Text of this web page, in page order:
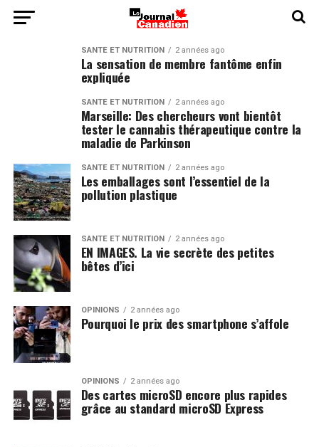
SANTÉ ET NUTRITION 2 années ago
La sensation de membre fantôme enfin
expliquée
SANTÉ ET NUTRITION 2 années ago
Marseille: Des chercheurs vont bientôt
tester le cannabis thérapeutique contre la
maladie de Parkinson
SANTÉ ET NUTRITION 2 années ago
Les emballages sont l’essentiel de la
pollution plastique
SANTÉ ET NUTRITION 2 années ago
EN IMAGES. La vie secrète des petites
bêtes d’ici
OPINIONS 2 années ago
Pourquoi le prix des smartphone s’affole
OPINIONS 2 années ago
Des cartes microSD encore plus rapides
grâce au standard microSD Express